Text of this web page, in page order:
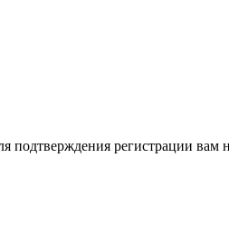
подтверждения регистрации вам